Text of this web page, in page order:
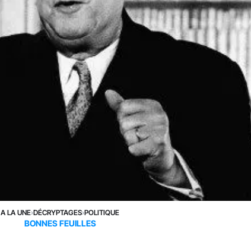
A LA UNE›DÉCRYPTAGES›POLITIQUE
BONNES FEUILLES